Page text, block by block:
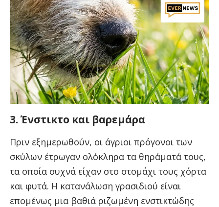
3. Ένστικτο και βαρεμάρα
Πριν εξημερωθούν, οι άγριοι πρόγονοι των
σκύλων έτρωγαν ολόκληρα τα θηράματά τους,
τα οποία συχνά είχαν στο στομάχι τους χόρτα
και φυτά. Η κατανάλωση γρασιδιού είναι
επομένως μια βαθιά ριζωμένη ενστικτώδης